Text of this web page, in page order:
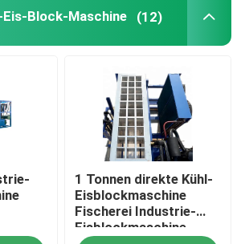
Block-Maschine
Eis-Block-Maschine
Eis-Block-Maschine (12)
1 Tonnen direkte Kühl-
Eisblockmaschine
Fischerei Industrie-
Eisblockmaschine